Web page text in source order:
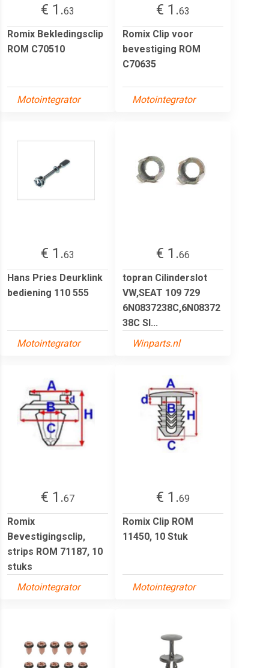
€ 1.63
Romix Bekledingsclip
ROM C70510
Motointegrator
€ 1.63
Romix Clip voor
bevestiging ROM
C70635
Motointegrator
€ 1.63
Hans Pries Deurklink
bediening 110 555
Motointegrator
€ 1.66
topran Cilinderslot
VW,SEAT 109 729
6N0837238C,6N08372
38C Sl...
Winparts.nl
€ 1.67
Romix
Bevestigingsclip,
strips ROM 71187, 10
stuks
Motointegrator
€ 1.69
Romix Clip ROM
11450, 10 Stuk
Motointegrator